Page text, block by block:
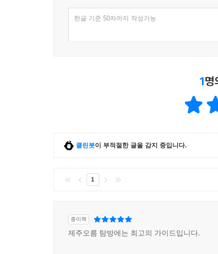
한글 기준 50자까지 작성가능
1명
클린봇이 부적절한 글을 감지 중입니다.
1
종이책
제주오름 탐방에는 최고의 가이드입니다.